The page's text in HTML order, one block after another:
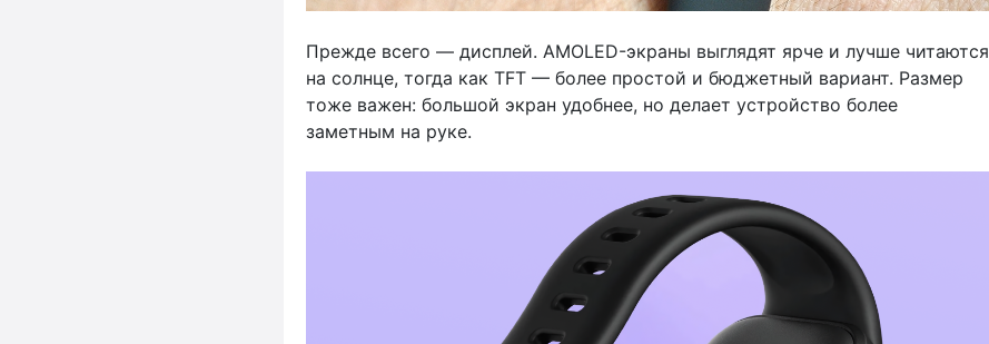
Прежде всего — дисплей. AMOLED-экраны выглядят ярче и лучше читаются
на солнце, тогда как TFT — более простой и бюджетный вариант. Размер
тоже важен: большой экран удобнее, но делает устройство более
заметным на руке.